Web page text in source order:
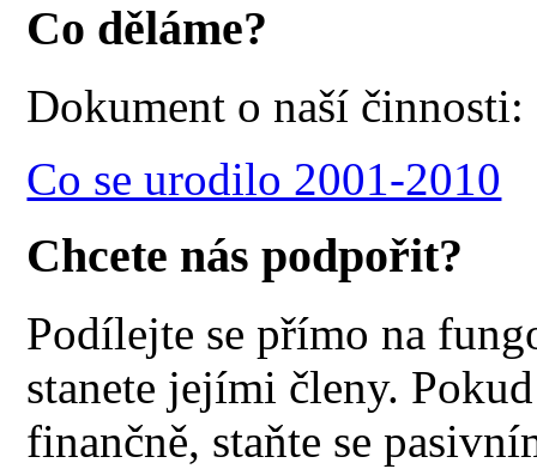
Co děláme?
Dokument o naší činnosti:
Co se urodilo 2001-2010
Chcete nás podpořit?
Podílejte se přímo na
stanete jejími členy.
finančně, staňte se